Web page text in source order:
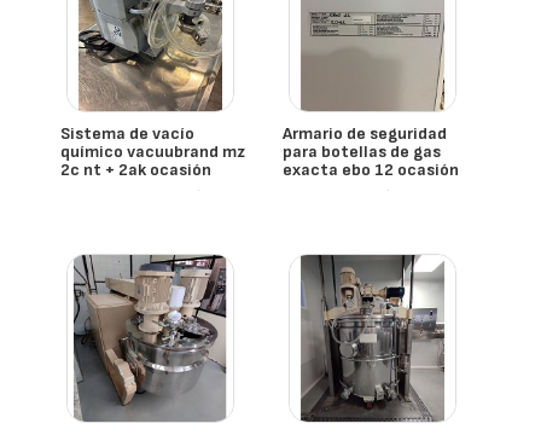
Sistema de vacío
químico vacuubrand mz
2c nt + 2ak ocasión
- España
Armario de seguridad
para botellas de gas
exacta ebo 12 ocasión
- España